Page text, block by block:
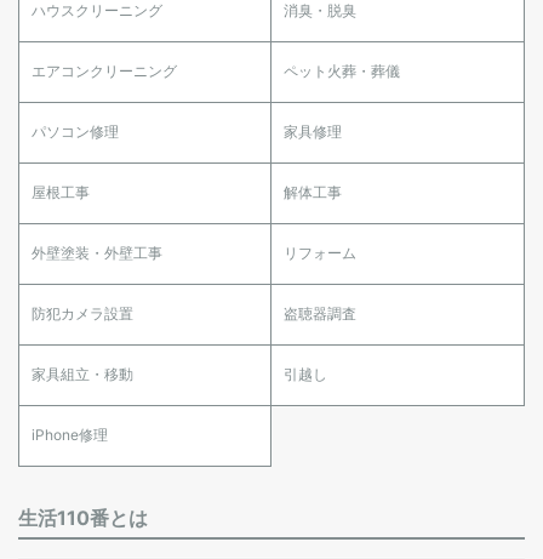
ハウスクリーニング 消臭・脱臭
エアコンクリーニング ペット火葬・葬儀
パソコン修理 家具修理
屋根工事 解体工事
外壁塗装・外壁工事 リフォーム
防犯カメラ設置 盗聴器調査
家具組立・移動 引越し
iPhone修理
生活110番とは